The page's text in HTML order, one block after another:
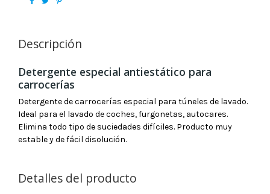
Descripción
Detergente especial antiestático para
carrocerías
Detergente de carrocerías especial para túneles de lavado.
Ideal para el lavado de coches, furgonetas, autocares.
Elimina todo tipo de suciedades difíciles. Producto muy
estable y de fácil disolución.
Detalles del producto